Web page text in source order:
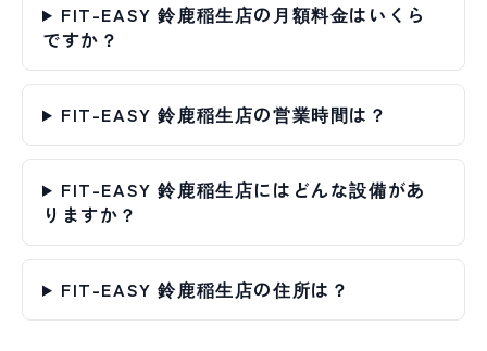
FIT-EASY 鈴鹿稲生店の月額料金はいくら
ですか？
FIT-EASY 鈴鹿稲生店の営業時間は？
FIT-EASY 鈴鹿稲生店にはどんな設備があ
りますか？
FIT-EASY 鈴鹿稲生店の住所は？